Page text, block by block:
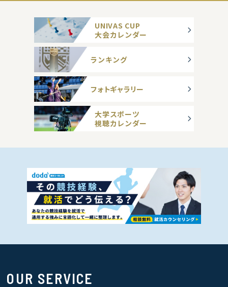
UNIVAS CUP
大会カレンダー
ランキング
フォトギャラリー
大学スポーツ
視聴カレンダー
OUR SERVICE